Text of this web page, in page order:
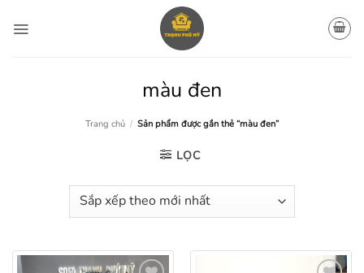
qua
màu đen
Trang chủ / Sản phẩm được gắn thẻ “màu đen”
LỌC